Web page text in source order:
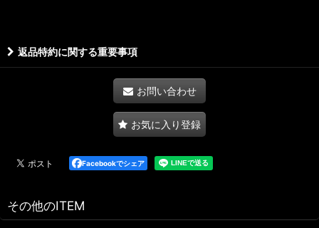
返品特約に関する重要事項
お問い合わせ
お気に入り登録
Facebookでシェア
その他のITEM